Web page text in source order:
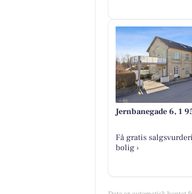
Jernbanegade 6, 1
Få gratis
bolig ›